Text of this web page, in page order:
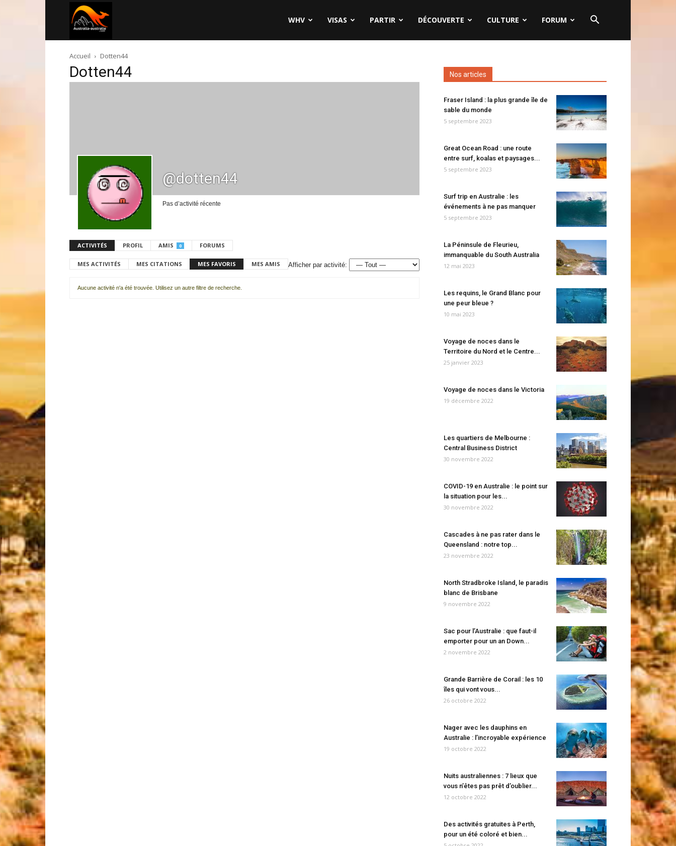
australie.com
WHV VISAS PARTIR DÉCOUVERTE CULTURE FORUM
Accueil Dotten44
Dotten44
@dotten44
Pas d’activité récente
ACTIVITÉS PROFIL AMIS 0 FORUMS
MES ACTIVITÉS MES CITATIONS MES FAVORIS MES AMIS Afficher par activité:
Aucune activité n'a été trouvée. Utilisez un autre filtre de recherche.
Nos articles
Fraser Island : la plus grande île de
sable du monde
5 septembre 2023
Great Ocean Road : une route
entre surf, koalas et paysages...
5 septembre 2023
Surf trip en Australie : les
événements à ne pas manquer
5 septembre 2023
La Péninsule de Fleurieu,
immanquable du South Australia
12 mai 2023
Les requins, le Grand Blanc pour
une peur bleue ?
10 mai 2023
Voyage de noces dans le
Territoire du Nord et le Centre...
25 janvier 2023
Voyage de noces dans le Victoria
19 décembre 2022
Les quartiers de Melbourne :
Central Business District
30 novembre 2022
COVID-19 en Australie : le point sur
la situation pour les...
30 novembre 2022
Cascades à ne pas rater dans le
Queensland : notre top...
23 novembre 2022
North Stradbroke Island, le paradis
blanc de Brisbane
9 novembre 2022
Sac pour l’Australie : que faut-il
emporter pour un an Down...
2 novembre 2022
Grande Barrière de Corail : les 10
îles qui vont vous...
26 octobre 2022
Nager avec les dauphins en
Australie : l’incroyable expérience
19 octobre 2022
Nuits australiennes : 7 lieux que
vous n’êtes pas prêt d’oublier...
12 octobre 2022
Des activités gratuites à Perth,
pour un été coloré et bien...